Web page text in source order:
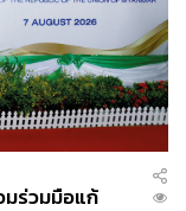
904
ร่วมมือแก้